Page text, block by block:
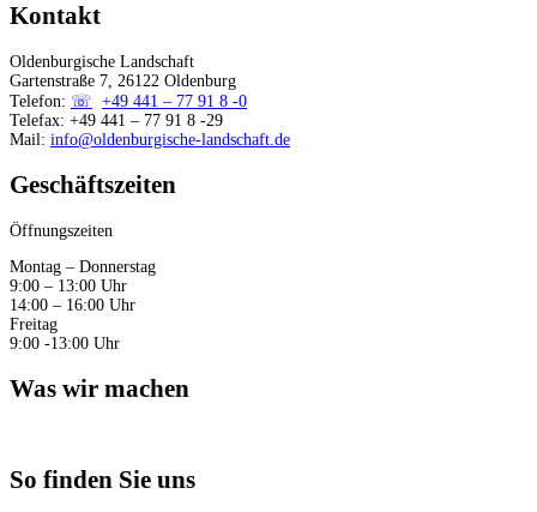
Kontakt
Oldenburgische Landschaft
Gartenstraße 7, 26122 Oldenburg
Telefon:
+49 441 – 77 91 8 -0
Telefax: +49 441 – 77 91 8 -29
Mail: info@oldenburgische-landschaft.de
Geschäftszeiten
Öffnungszeiten
Montag – Donnerstag
9:00 – 13:00 Uhr
14:00 – 16:00 Uhr
Freitag
9:00 -13:00 Uhr
Was wir machen
So finden Sie uns